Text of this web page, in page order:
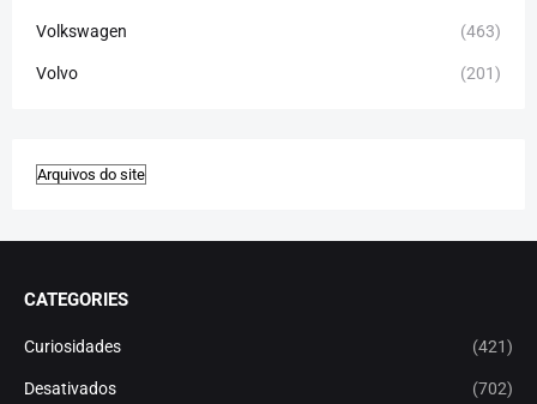
Volkswagen (463)
Volvo (201)
CATEGORIES
Curiosidades (421)
Desativados (702)